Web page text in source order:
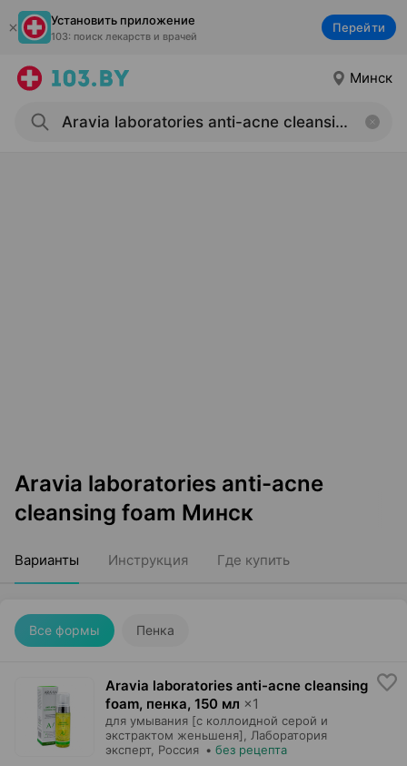
Установить приложение
103: поиск лекарств и врачей
Перейти
Минск
Aravia laboratories anti-acne
cleansing foam Минск
Варианты Инструкция Где купить
Все формы Пенка
Aravia laboratories anti-acne cleansing
foam, пенка, 150 мл ×1
для умывания [с коллоидной серой и
экстрактом женьшеня],
Лаборатория
эксперт, Россия • без рецепта